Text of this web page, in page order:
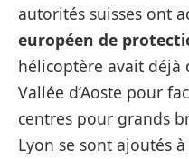
autorités suisses ont
européen de
hélicoptère avait déjà
Vallée d’Aoste pour
centres pour grands
Lyon se sont ajoutés